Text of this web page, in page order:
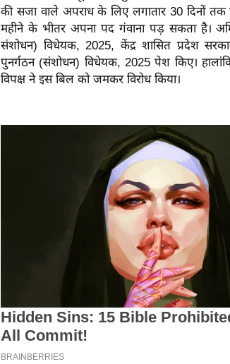
की सजा वाले अपराध के लिए लगातार 30 दिनों तक
महीने के भीतर अपना पद गंवाना पड़ सकता है।
संशोधन) विधेयक, 2025, केंद्र शासित प्रदेश
पुनर्गठन (संशोधन) विधेयक, 2025 पेश किए। हालांकि,
विपक्ष ने इस बिल को जमकर विरोध किया।